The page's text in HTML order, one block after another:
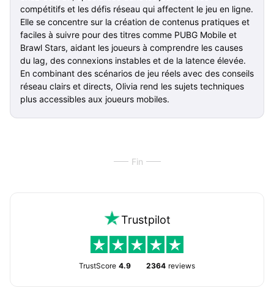
compétitifs et les défis réseau qui affectent le jeu en ligne.
Elle se concentre sur la création de contenus pratiques et
faciles à suivre pour des titres comme PUBG Mobile et
Brawl Stars, aidant les joueurs à comprendre les causes
du lag, des connexions instables et de la latence élevée.
En combinant des scénarios de jeu réels avec des conseils
réseau clairs et directs, Olivia rend les sujets techniques
plus accessibles aux joueurs mobiles.
Fin
Trustpilot
TrustScore 4.9 2364 reviews